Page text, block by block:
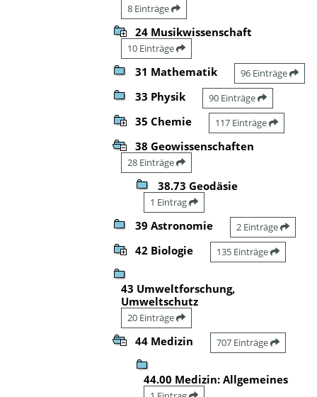
8 Einträge
24 Musikwissenschaft
10 Einträge
31 Mathematik 96 Einträge
33 Physik 90 Einträge
35 Chemie 117 Einträge
38 Geowissenschaften
28 Einträge
38.73 Geodäsie
1 Eintrag
39 Astronomie 2 Einträge
42 Biologie 135 Einträge
43 Umweltforschung,
Umweltschutz
20 Einträge
44 Medizin 707 Einträge
44.00 Medizin: Allgemeines